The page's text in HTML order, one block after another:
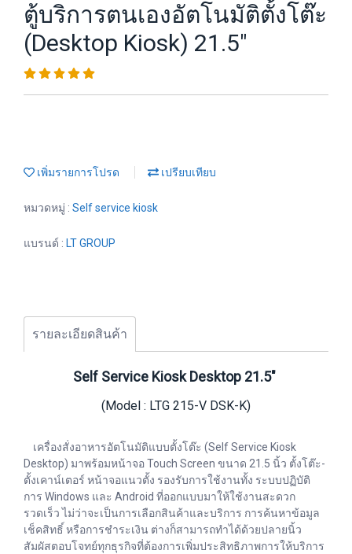
ตู้บริการตนเองอัตโนมัติตั้งโต๊ะ
(Desktop Kiosk) 21.5"
เพิ่มรายการโปรด เปรียบเทียบ
หมวดหมู่ : Self service kiosk
แบรนด์ : LT GROUP
รายละเอียดสินค้า
Self Service Kiosk Desktop 21.5"
(Model : LTG 215-V DSK-K)
เครื่องสั่งอาหารอัตโนมัติแบบตั้งโต๊ะ (Self Service Kiosk
Desktop) มาพร้อมหน้าจอ Touch Screen ขนาด 21.5 นิ้ว ตั้งโต๊ะ-
ตั้งเคาน์เตอร์ หน้าจอแนวตั้ง รองรับการใช้งานทั้ง ระบบปฏิบัติ
การ Windows และ Android ที่ออกแบบมาให้ใช้งานสะดวก
รวดเร็ว ไม่ว่าจะเป็นการเลือกสินค้าและบริการ การค้นหาข้อมูล
เช็คสิทธิ์ หรือการชำระเงิน ต่างก็สามารถทำได้ด้วยปลายนิ้ว
สัมผัสตอบโจทย์ทุกธุรกิจที่ต้องการเพิ่มประสิทธิภาพการให้บริการ